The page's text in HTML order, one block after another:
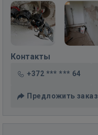
Контакты
+372 *** *** 64
Предложить заказ